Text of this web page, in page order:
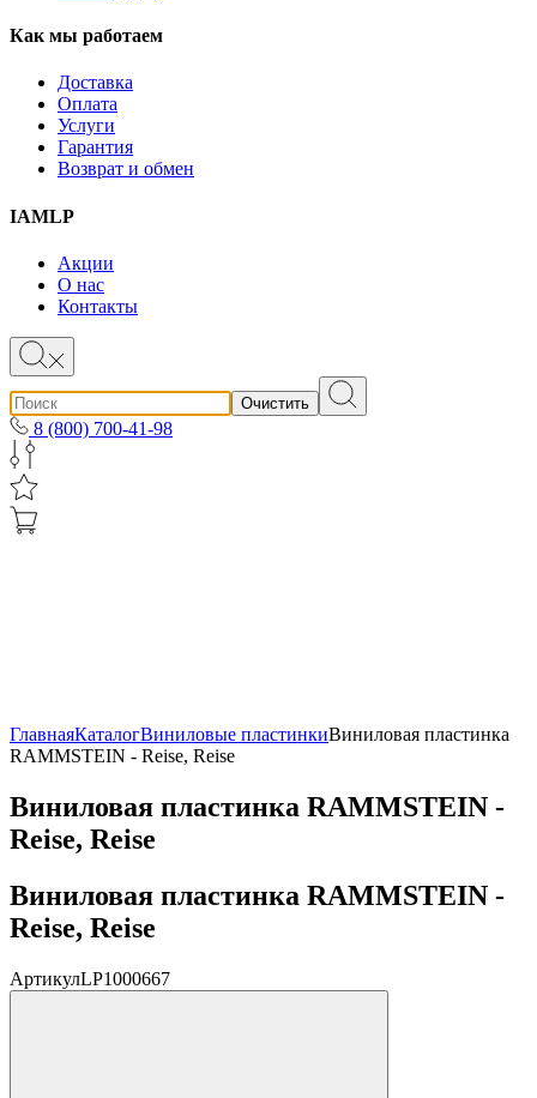
Как мы работаем
Доставка
Оплата
Услуги
Гарантия
Возврат и обмен
IAMLP
Акции
О нас
Контакты
Очистить
8 (800) 700-41-98
ГлавнаяКаталогВиниловые пластинкиВиниловая пластинка
RAMMSTEIN - Reise, Reise
Виниловая пластинка RAMMSTEIN -
Reise, Reise
Виниловая пластинка RAMMSTEIN -
Reise, Reise
АртикулLP1000667